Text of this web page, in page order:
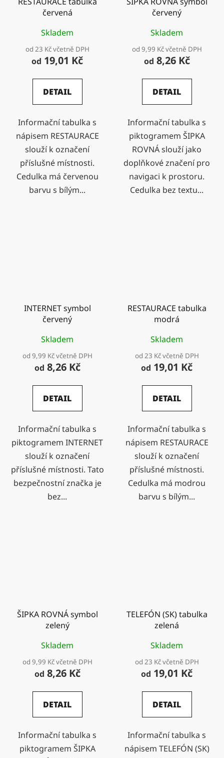
červená
Skladem
od 23 Kč včetně DPH
od 19,01 Kč
DETAIL
Informační tabulka s
nápisem RESTAURACE
slouží k označení
příslušné místnosti.
Cedulka má červenou
barvu s bílým...
červený
Skladem
od 9,99 Kč včetně DPH
od 8,26 Kč
DETAIL
Informační tabulka s
piktogramem ŠIPKA
ROVNÁ slouží jako
doplňkové značení pro
navigaci k prostoru.
Cedulka bez textu...
INTERNET symbol
červený
Skladem
od 9,99 Kč včetně DPH
od 8,26 Kč
DETAIL
Informační tabulka s
piktogramem INTERNET
slouží k označení
příslušné místnosti. Tato
bezpečnostní značka je
bez...
RESTAURACE tabulka
modrá
Skladem
od 23 Kč včetně DPH
od 19,01 Kč
DETAIL
Informační tabulka s
nápisem RESTAURACE
slouží k označení
příslušné místnosti.
Cedulka má modrou
barvu s bílým...
ŠIPKA ROVNÁ symbol
zelený
Skladem
od 9,99 Kč včetně DPH
od 8,26 Kč
DETAIL
Informační tabulka s
piktogramem ŠIPKA
TELEFÓN (SK) tabulka
zelená
Skladem
od 23 Kč včetně DPH
od 19,01 Kč
DETAIL
Informační tabulka s
nápisem TELEFÓN (SK)